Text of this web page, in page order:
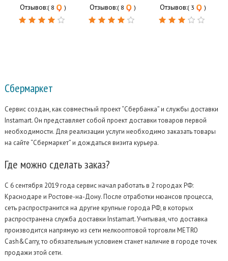
Отзывов:( 8 ) Отзывов:( 8 ) Отзывов:( 3 )
Сбермаркет
Сервис создан, как совместный проект “Сбербанка” и службы доставки
Instamart. Он представляет собой проект доставки товаров первой
необходимости. Для реализации услуги необходимо заказать товары
на сайте “Сбермаркет” и дождаться визита курьера.
Где можно сделать заказ?
С 6 сентября 2019 года сервис начал работать в 2 городах РФ:
Краснодаре и Ростове-на-Дону. После отработки нюансов процесса,
сеть распространится на другие крупные города РФ, в которых
распространена служба доставки Instamart. Учитывая, что доставка
производится напрямую из сети мелкооптовой торговли METRO
Cash&Carry, то обязательным условием станет наличие в городе точек
продажи этой сети.